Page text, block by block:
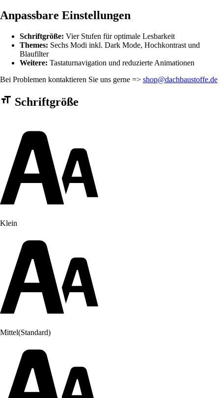
Anpassbare Einstellungen
Schriftgröße: Vier Stufen für optimale Lesbarkeit
Themes: Sechs Modi inkl. Dark Mode, Hochkontrast und
Blaufilter
Weitere: Tastaturnavigation und reduzierte Animationen
Bei Problemen kontaktieren Sie uns gerne => shop@dachbaustoffe.de
Barrierefreiheit Einstellungen Formular
Schriftgröße
Klein
Mittel(Standard)